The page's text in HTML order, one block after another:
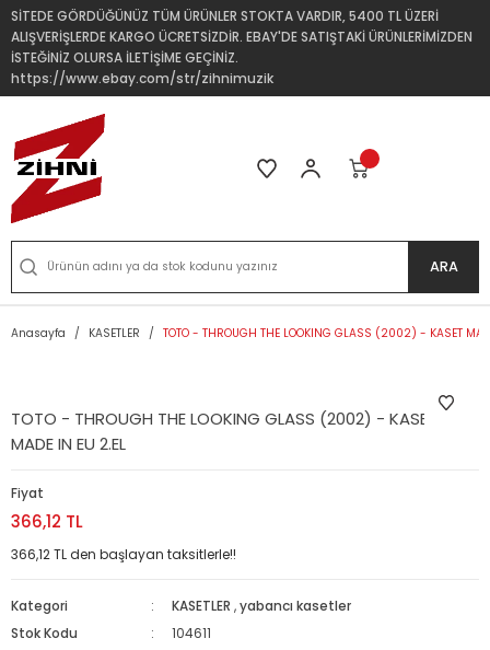
SİTEDE GÖRDÜĞÜNÜZ TÜM ÜRÜNLER STOKTA VARDIR, 5400 TL ÜZERİ
ALIŞVERİŞLERDE KARGO ÜCRETSİZDİR. EBAY'DE SATIŞTAKİ ÜRÜNLERİMİZDEN
İSTEĞİNİZ OLURSA İLETİŞİME GEÇİNİZ.
https://www.ebay.com/str/zihnimuzik
ARA
Anasayfa KASETLER TOTO - THROUGH THE LOOKING GLASS (2002) - KASET
TOTO - THROUGH THE LOOKING GLASS (2002) - KASET
MADE IN EU 2.EL
Fiyat
366,12 TL
366,12 TL den başlayan taksitlerle!!
Kategori KASETLER ,yabancı kasetler
Stok Kodu
104611